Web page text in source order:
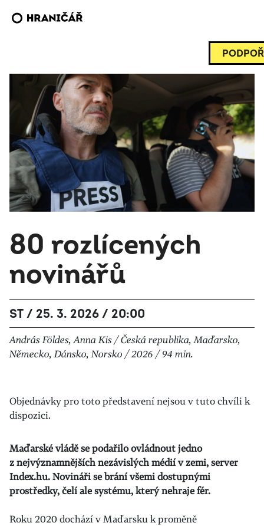
80 rozlícených
novinářů
ST / 25. 3. 2026 / 20:00
András Földes, Anna Kis / Česká republika, Maďarsko,
Německo, Dánsko, Norsko / 2026 / 94 min.
Objednávky pro toto představení nejsou v tuto chvíli k
dispozici.
Maďarské vládě se podařilo ovládnout jedno
z nejvýznamnějších nezávislých médií v zemi, server
Index.hu. Novináři se brání všemi dostupnými
prostředky, čelí ale systému, který nehraje fér.
Roku 2020 dochází v Maďarsku k proměně